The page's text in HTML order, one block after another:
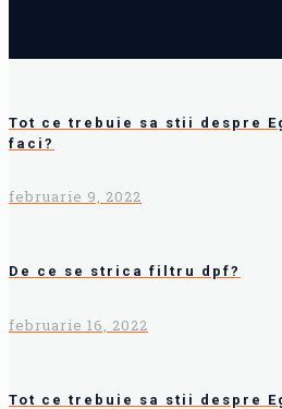
Tot ce trebuie sa stii despre
faci?
februarie 9, 2022
De ce se strica filtru dpf?
februarie 16, 2022
Tot ce trebuie sa stii despre